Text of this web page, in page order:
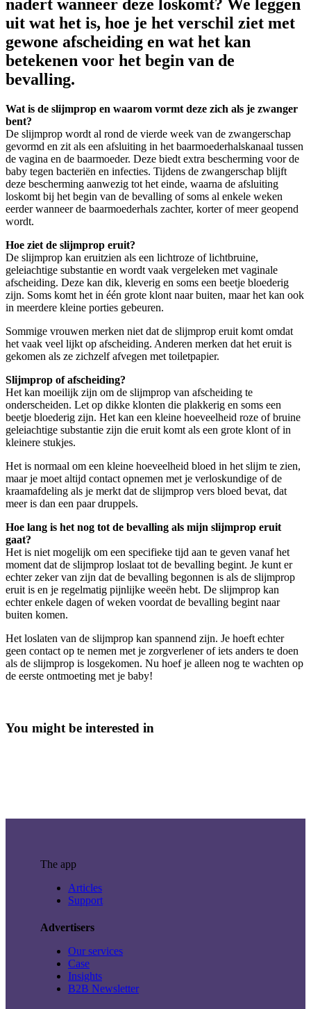
nadert wanneer deze loskomt? We leggen
uit wat het is, hoe je het verschil ziet met
gewone afscheiding en wat het kan
betekenen voor het begin van de
bevalling.
Wat is de slijmprop en waarom vormt deze zich als je zwanger
bent?
De slijmprop wordt al rond de vierde week van de zwangerschap
gevormd en zit als een afsluiting in het baarmoederhalskanaal tussen
de vagina en de baarmoeder. Deze biedt extra bescherming voor de
baby tegen bacteriën en infecties. Tijdens de zwangerschap blijft
deze bescherming aanwezig tot het einde, waarna de afsluiting
loskomt bij het begin van de bevalling of soms al enkele weken
eerder wanneer de baarmoederhals zachter, korter of meer geopend
wordt.
Hoe ziet de slijmprop eruit?
De slijmprop kan eruitzien als een lichtroze of lichtbruine,
geleiachtige substantie en wordt vaak vergeleken met vaginale
afscheiding. Deze kan dik, kleverig en soms een beetje bloederig
zijn. Soms komt het in één grote klont naar buiten, maar het kan ook
in meerdere kleine porties gebeuren.
Sommige vrouwen merken niet dat de slijmprop eruit komt omdat
het vaak veel lijkt op afscheiding. Anderen merken dat het eruit is
gekomen als ze zichzelf afvegen met toiletpapier.
Slijmprop of afscheiding?
Het kan moeilijk zijn om de slijmprop van afscheiding te
onderscheiden. Let op dikke klonten die plakkerig en soms een
beetje bloederig zijn. Het kan een kleine hoeveelheid roze of bruine
geleiachtige substantie zijn die eruit komt als een grote klont of in
kleinere stukjes.
Het is normaal om een kleine hoeveelheid bloed in het slijm te zien,
maar je moet altijd contact opnemen met je verloskundige of de
kraamafdeling als je merkt dat de slijmprop vers bloed bevat, dat
meer is dan een paar druppels.
Hoe lang is het nog tot de bevalling als mijn slijmprop eruit
gaat?
Het is niet mogelijk om een specifieke tijd aan te geven vanaf het
moment dat de slijmprop loslaat tot de bevalling begint. Je kunt er
echter zeker van zijn dat de bevalling begonnen is als de slijmprop
eruit is en je regelmatig pijnlijke weeën hebt. De slijmprop kan
echter enkele dagen of weken voordat de bevalling begint naar
buiten komen.
Het loslaten van de slijmprop kan spannend zijn. Je hoeft echter
geen contact op te nemen met je zorgverlener of iets anders te doen
als de slijmprop is losgekomen. Nu hoef je alleen nog te wachten op
de eerste ontmoeting met je baby!
You might be interested in
The app
Articles
Support
Advertisers
Our services
Case
Insights
B2B Newsletter